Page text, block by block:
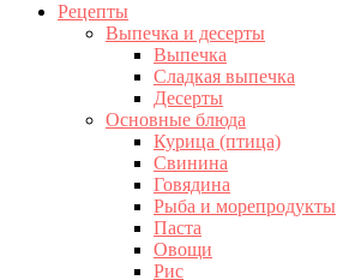
Рецепты
Выпечка и десерты
Выпечка
Сладкая выпечка
Десерты
Основные блюда
Курица (птица)
Свинина
Говядина
Рыба и морепродукты
Паста
Овощи
Рис